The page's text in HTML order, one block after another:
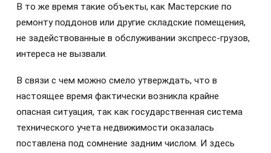
В то же время такие объекты, как Мастерские по
ремонту поддонов или другие складские помещения,
не задействованные в обслуживании экспресс-грузов,
интереса не вызвали.
В связи с чем можно смело утверждать, что в
настоящее время фактически возникла крайне
опасная ситуация, так как государственная система
технического учета недвижимости оказалась
поставлена под сомнение задним числом. И здесь